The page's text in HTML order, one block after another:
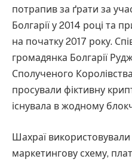
потрапив за ґрати за
Болгарії у 2014 році та
на початку 2017 року.
громадянка Болгарії
Сполученого
просували фіктивну
існувала в жодному
Шахраї використовували
маркетингову схему,